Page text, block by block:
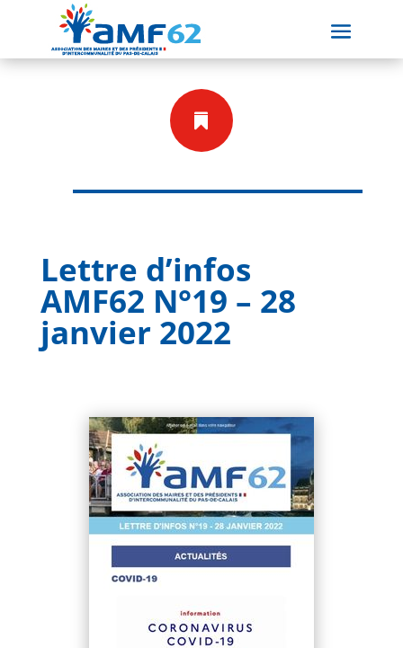

Lettre d’infos
AMF62 N°19 – 28
janvier 2022